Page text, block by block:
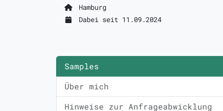
Hamburg
Dabei seit 11.09.2024
Samples
Über mich
Hinweise zur Anfrageabwicklung